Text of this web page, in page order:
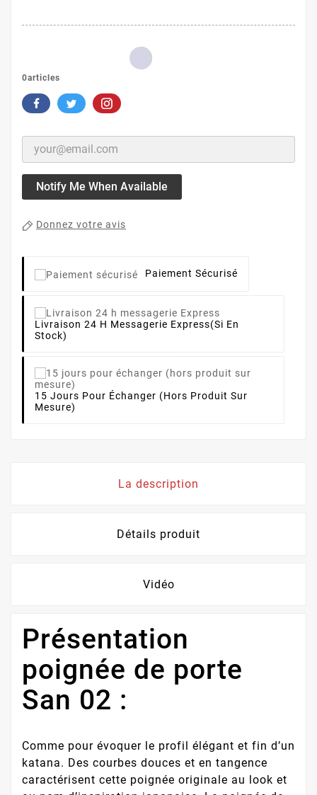
0articles
Notify Me When Available
Donnez votre avis
Paiement Sécurisé
Livraison 24 H Messagerie Express(si En
Stock)
15 Jours Pour Échanger (hors Produit Sur
Mesure)
La description
Détails produit
Vidéo
Présentation
poignée de porte
San 02 :
Comme pour évoquer le profil élégant et fin d’un
katana. Des courbes douces et en tangence
caractérisent cette poignée originale au look et